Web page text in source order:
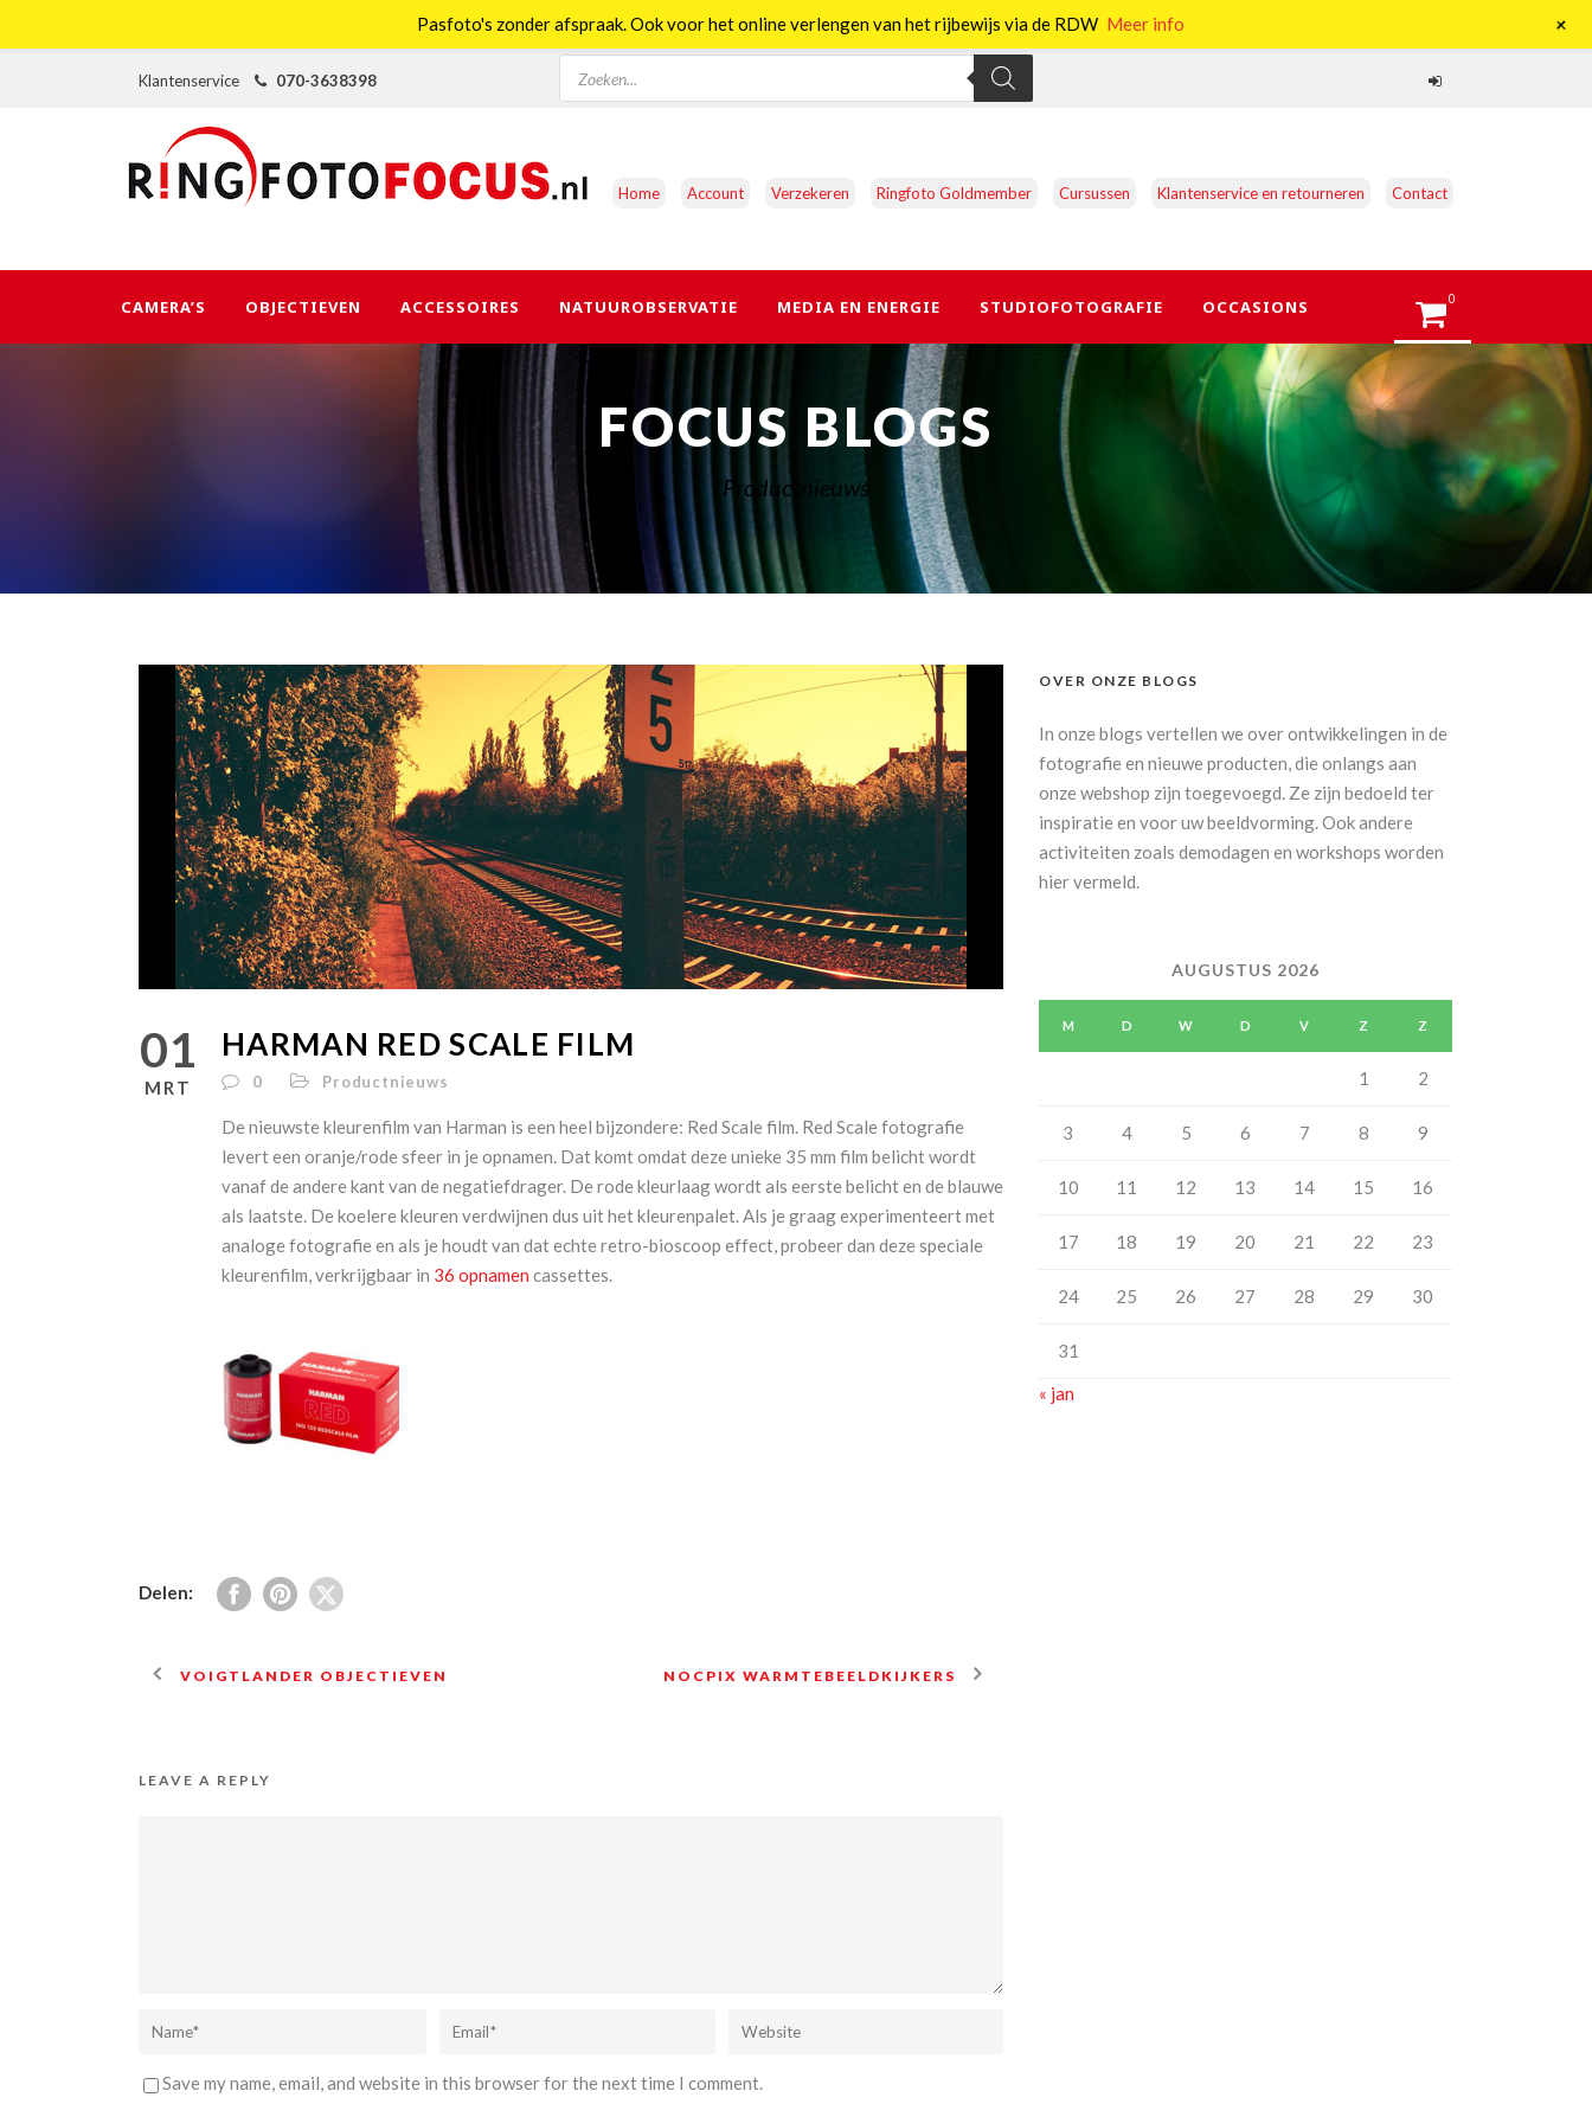
Klantenservice 070-3638398
Producten
zoeken
Home Account Verzekeren Ringfoto Goldmember Cursussen Klantenservice en retourneren Contact
CAMERA’S OBJECTIEVEN ACCESSOIRES NATUUROBSERVATIE MEDIA EN ENERGIE STUDIOFOTOGRAFIE OCCASIONS 0
FOCUS BLOGS
Productnieuws
01
MRT
HARMAN RED SCALE FILM
0 Productnieuws
De nieuwste kleurenfilm van Harman is een heel bijzondere: Red Scale film. Red Scale fotografie
levert een oranje/rode sfeer in je opnamen. Dat komt omdat deze unieke 35 mm film belicht wordt
vanaf de andere kant van de negatiefdrager. De rode kleurlaag wordt als eerste belicht en de blauwe
als laatste. De koelere kleuren verdwijnen dus uit het kleurenpalet. Als je graag experimenteert met
analoge fotografie en als je houdt van dat echte retro-bioscoop effect, probeer dan deze speciale
kleurenfilm, verkrijgbaar in 36 opnamen cassettes.
Delen:
VOIGTLANDER OBJECTIEVEN NOCPIX WARMTEBEELDKIJKERS
LEAVE A REPLY
Save my name, email, and website in this browser for the next time I comment.
OVER ONZE BLOGS
In onze blogs vertellen we over ontwikkelingen in de
fotografie en nieuwe producten, die onlangs aan
onze webshop zijn toegevoegd. Ze zijn bedoeld ter
inspiratie en voor uw beeldvorming. Ook andere
activiteiten zoals demodagen en workshops worden
hier vermeld.
AUGUSTUS 2026
M D W D V Z Z
1 2
3 4 5 6 7 8 9
10 11 12 13 14 15 16
17 18 19 20 21 22 23
24 25 26 27 28 29 30
31
« jan
Pasfoto's zonder afspraak. Ook voor het online verlengen van het rijbewijs via de RDW Meer info +